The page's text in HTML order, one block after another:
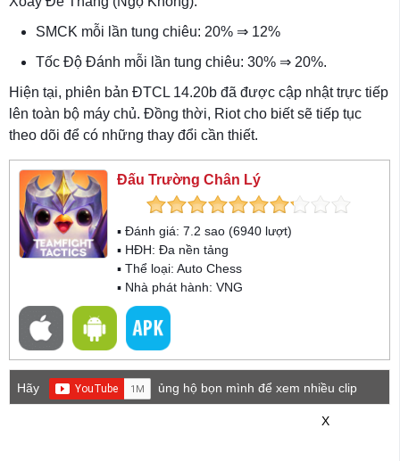
SMCK mỗi lần tung chiêu: 20% ⇒ 12%
Tốc Độ Đánh mỗi lần tung chiêu: 30% ⇒ 20%.
Hiện tại, phiên bản ĐTCL 14.20b đã được cập nhật trực tiếp
lên toàn bộ máy chủ. Đồng thời, Riot cho biết sẽ tiếp tục
theo dõi để có những thay đổi cần thiết.
Đấu Trường Chân Lý
▪ Đánh giá: 7.2 sao (6940 lượt)
▪ HĐH: Đa nền tảng
▪ Thể loại: Auto Chess
▪ Nhà phát hành: VNG
Hãy
ủng hộ bọn mình để xem nhiều clip
X